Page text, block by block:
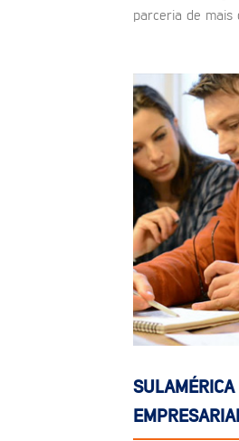
parceria de mais